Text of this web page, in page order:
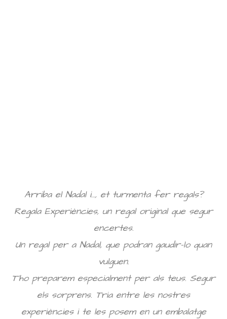
Arriba el Nadal i…, et turmenta fer regals?
Regala Experiències, un regal original que segur
encertes.
Un regal per a Nadal, que podran gaudir-lo quan
vulguen.
T’ho preparem especialment per als teus. Segur
els sorprens. Tria entre les nostres
experiències i te les posem en un embalatge